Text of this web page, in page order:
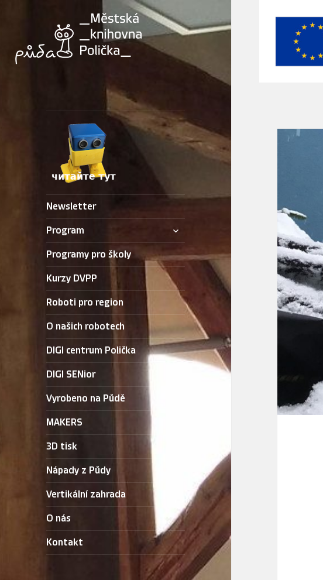
Newsletter
Program
zobrazit
podřazené
položky
Programy pro školy
Kurzy DVPP
Roboti pro region
O našich robotech
DIGI centrum Polička
DIGI SENior
Vyrobeno na Půdě
MAKERS
3D tisk
Nápady z Půdy
Vertikální zahrada
O nás
Kontakt